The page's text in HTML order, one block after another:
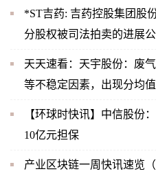
*ST吉药: 吉药控股集团股
分股权被司法拍卖的进展
天天速看：天宇股份：废
等不稳定因素，出现分均
【环球时快讯】中信股份
10亿元担保
产业区块链一周快讯速览（